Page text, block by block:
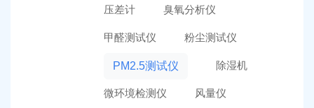
压差计 臭氧分析仪
甲醛测试仪 粉尘测试仪
PM2.5测试仪 除湿机
微环境检测仪 风量仪